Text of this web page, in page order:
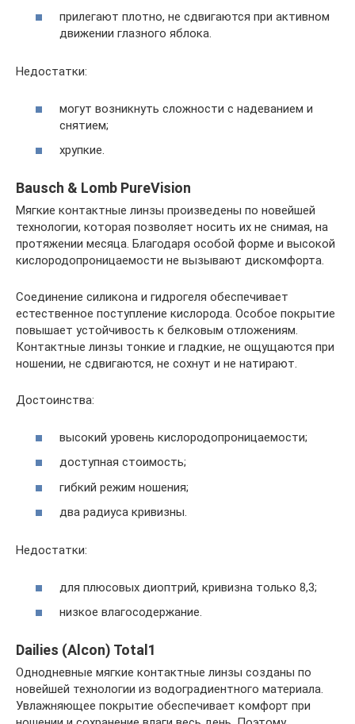
прилегают плотно, не сдвигаются при активном
движении глазного яблока.
Недостатки:
могут возникнуть сложности с надеванием и
снятием;
хрупкие.
Bausch & Lomb PureVision
Мягкие контактные линзы произведены по новейшей
технологии, которая позволяет носить их не снимая, на
протяжении месяца. Благодаря особой форме и высокой
кислородопроницаемости не вызывают дискомфорта.
Соединение силикона и гидрогеля обеспечивает
естественное поступление кислорода. Особое покрытие
повышает устойчивость к белковым отложениям.
Контактные линзы тонкие и гладкие, не ощущаются при
ношении, не сдвигаются, не сохнут и не натирают.
Достоинства:
высокий уровень кислородопроницаемости;
доступная стоимость;
гибкий режим ношения;
два радиуса кривизны.
Недостатки:
для плюсовых диоптрий, кривизна только 8,3;
низкое влагосодержание.
Dailies (Alcon) Total1
Однодневные мягкие контактные линзы созданы по
новейшей технологии из водоградиентного материала.
Увлажняющее покрытие обеспечивает комфорт при